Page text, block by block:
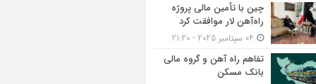
چین با تأمین مالی پروژه
راه‌آهن لار موافقت کرد
تفاهم راه آهن و گروه مالی
بانک مسکن